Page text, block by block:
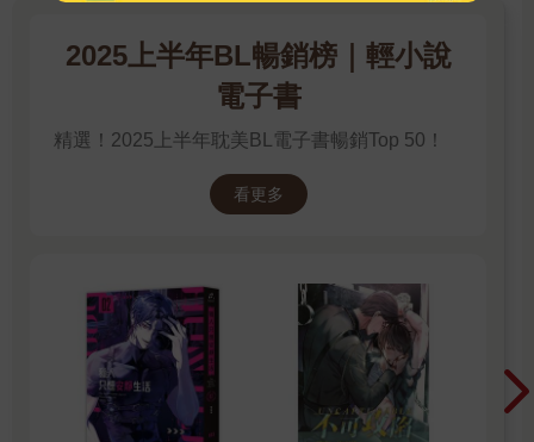
2025上半年BL暢銷榜｜輕小說
電子書
精選！2025上半年耽美BL電子書暢銷Top 50！
看更多